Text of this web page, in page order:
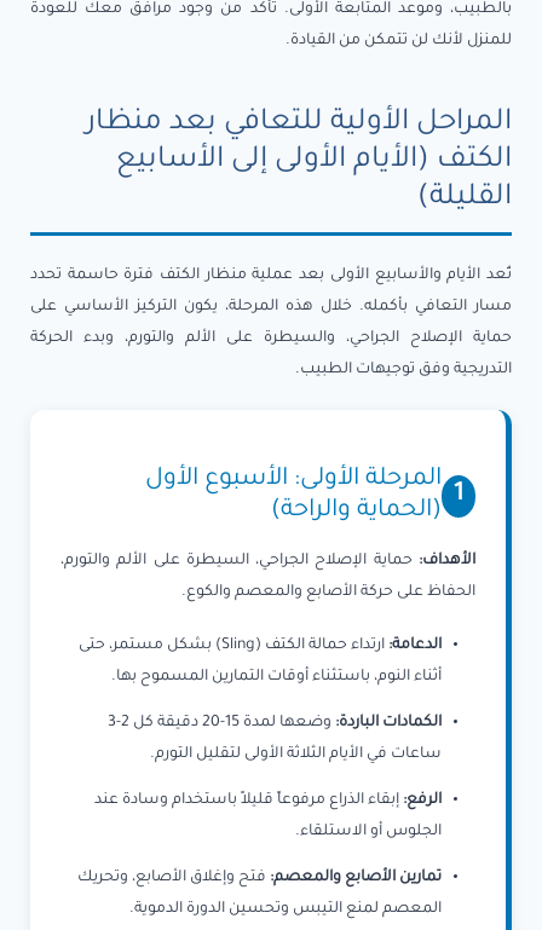
بالطبيب، وموعد المتابعة الأولى. تأكد من وجود مرافق معك للعودة
للمنزل لأنك لن تتمكن من القيادة.
المراحل الأولية للتعافي بعد منظار
الكتف (الأيام الأولى إلى الأسابيع
القليلة)
تُعد الأيام والأسابيع الأولى بعد عملية منظار الكتف فترة حاسمة تحدد
مسار التعافي بأكمله. خلال هذه المرحلة، يكون التركيز الأساسي على
حماية الإصلاح الجراحي، والسيطرة على الألم والتورم، وبدء الحركة
التدريجية وفق توجيهات الطبيب.
1
المرحلة الأولى: الأسبوع الأول
(الحماية والراحة)
الأهداف: حماية الإصلاح الجراحي، السيطرة على الألم والتورم،
الحفاظ على حركة الأصابع والمعصم والكوع.
الدعامة:
ارتداء حمالة الكتف (Sling) بشكل مستمر، حتى
أثناء النوم، باستثناء أوقات التمارين المسموح بها.
الكمادات الباردة:
وضعها لمدة 15-20 دقيقة كل 2-3
ساعات في الأيام الثلاثة الأولى لتقليل التورم.
الرفع: إبقاء الذراع مرفوعاً قليلاً باستخدام وسادة عند
الجلوس أو الاستلقاء.
تمارين الأصابع والمعصم: فتح وإغلاق الأصابع، وتحريك
المعصم لمنع التيبس وتحسين الدورة الدموية.